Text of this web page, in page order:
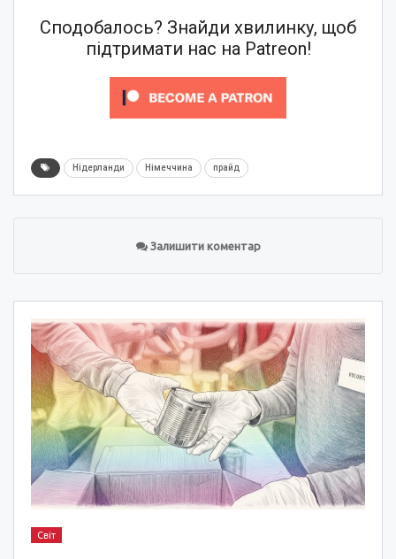
Сподобалось? Знайди хвилинку, щоб
підтримати нас на Patreon!
Нідерланди Німеччина прайд
Залишити коментар
Світ